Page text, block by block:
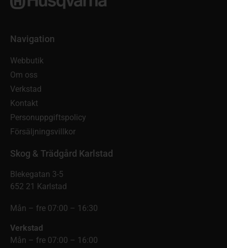
Navigation
Webbutik
Om oss
Verkstad
Kontakt
Personuppgiftspolicy
Försäljningsvillkor
Skog & Trädgård Karlstad
Blekegatan 3-5
652 21 Karlstad
Mån – fre 07:00 – 16:30
Verkstad
Mån – fre 07:00 – 16:00